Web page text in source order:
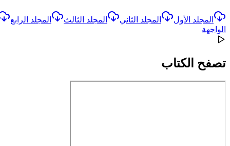
المجلد الأول المجلد الثاني المجلد الثالث المجلد الرابع
الواجهة
تصفح الكتاب